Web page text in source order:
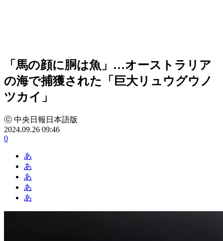
「馬の顔に胴は魚」…オーストラリア
の海で捕獲された「巨大リュウグウノ
ツカイ」
ⓒ 中央日報日本語版
2024.09.26 09:46
0
あ
あ
あ
あ
あ